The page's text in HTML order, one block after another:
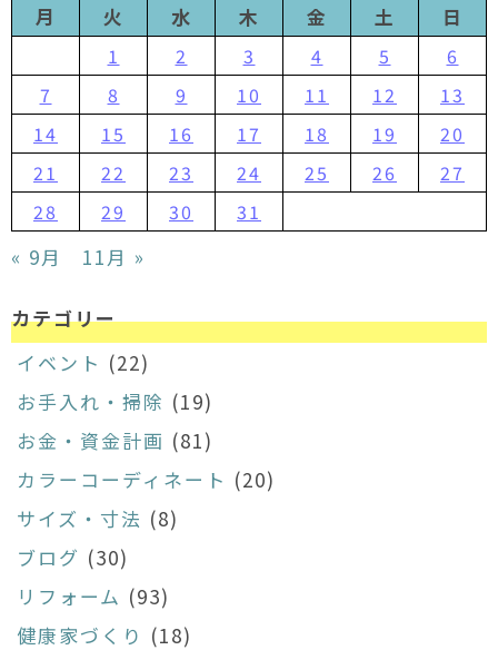
月
火 水 木 金 土 日
1 2 3 4 5
6
7
8 9 10 11 12
13
14
15 16 17 18 19
20
21
22 23 24 25 26
27
28
29 30 31
« 9月 11月 »
カテゴリー
イベント (22)
お手入れ・掃除 (19)
お金・資金計画 (81)
カラーコーディネート (20)
サイズ・寸法 (8)
ブログ (30)
リフォーム (93)
健康家づくり (18)